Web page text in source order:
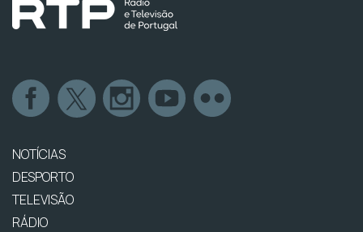
NOTÍCIAS
DESPORTO
TELEVISÃO
RÁDIO